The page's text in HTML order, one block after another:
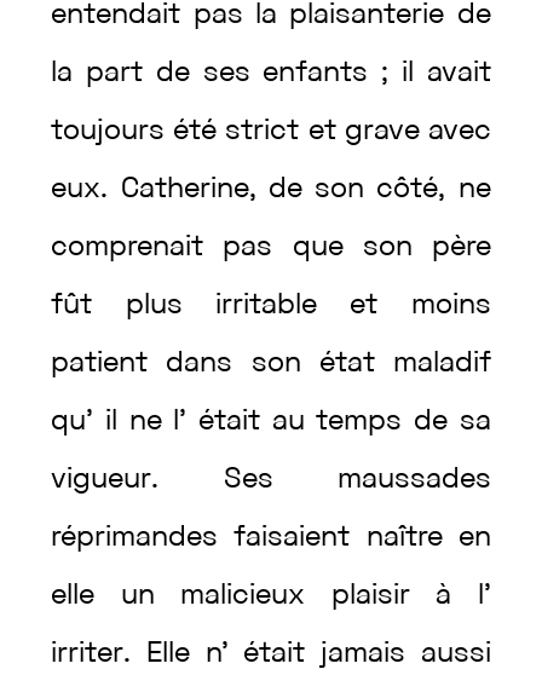
entendait pas la plaisanterie de
la part de ses enfants ; il avait
toujours été strict et grave avec
eux. Catherine, de son côté, ne
comprenait pas que son père
fût plus irritable et moins
patient dans son état maladif
qu’ il ne l’ était autemps de sa
vigueur. Ses maussades
réprimandesfaisaient naître en
elle un malicieux plaisir à l’
irriter. Elle n’ était jamais aussi